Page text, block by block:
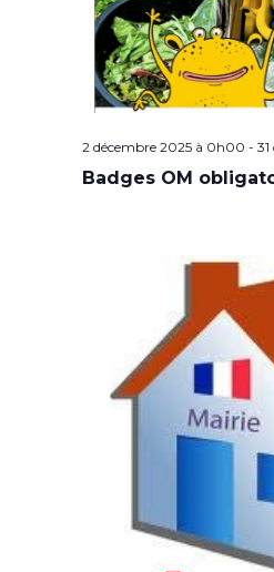
2 décembre 2025 à 0h00 -
Badges OM